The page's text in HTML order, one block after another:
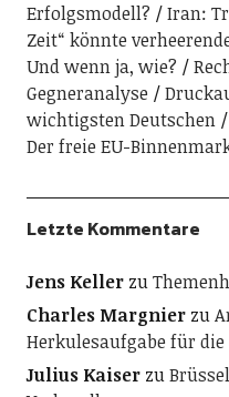
Erfolgsmodell?
Iran:
Zeit“ könnte
Und wenn ja, wie?
Gegneranalyse
wichtigsten Deutschen
Der freie EU-
Letzte Kommentare
Jens Kellerzu
Charles Margnierzu
Herkulesaufgabe für
Julius Kaiserzu